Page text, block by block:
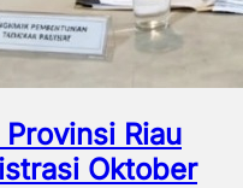
Riau
Oktober